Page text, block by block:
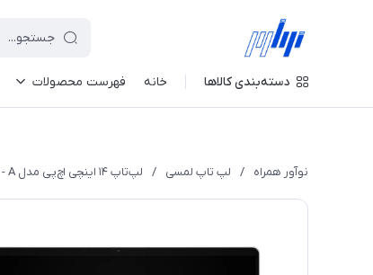
دسته‌بندی کالاها خانه فهرست محصولات
نوآور همراه / لپ تاپ لمسی / لپ‌تاپ ۱۴ اینچی اچ‌پی مدل OmniBook 5 Flip 14 FP0013dx - A